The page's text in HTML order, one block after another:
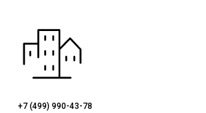
+7 (499) 990-43-78